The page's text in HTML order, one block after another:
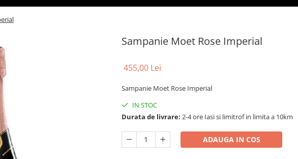
Sampanie Moet Rose Imperial
455,00 Lei
Sampanie Moet Rose Imperial
IN STOC
Durata de livrare: 2-4 ore Iasi si limitrof in limita a 10km
ADAUGA IN COS